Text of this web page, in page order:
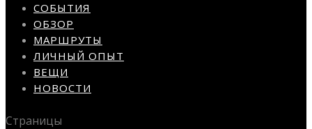
СОБЫТИЯ
ОБЗОР
МАРШРУТЫ
ЛИЧНЫЙ ОПЫТ
ВЕЩИ
НОВОСТИ
Страницы